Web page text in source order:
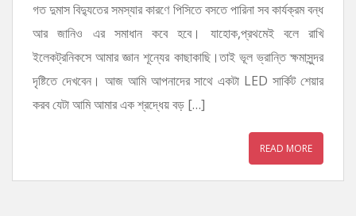
গত দুমাস বিদ্যুতের সমস্যার কারণে পিসিতে বসতে পারিনা সব কার্যক্রম বন্ধ
আর জানিও এর সমাধান কবে হবে। যাহোক,প্রথমেই বলে রাখি
ইলেকট্রনিকসে আমার জ্ঞান শূন্যের কাছাকাছি।তাই ভূল ভ্রান্তি ক্ষমাসুন্দর
দৃষ্টিতে দেখবেন। আজ আমি আপনাদের সাথে একটা LED সার্কিট শেয়ার
করব যেটা আমি আমার এক শ্রদ্ধেয় বড় […]
READ MORE